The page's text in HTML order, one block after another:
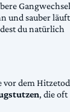
Gangwechsel
und sauber
du natürlich
dem
, die oft